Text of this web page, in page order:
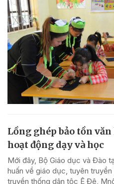
Lồng ghép bảo tồn
hoạt động dạy và học
Mới đây, Bộ Giáo dục và Đào
huấn về giáo dục, tuyên
truyền thống dân tộc Ê Đê,